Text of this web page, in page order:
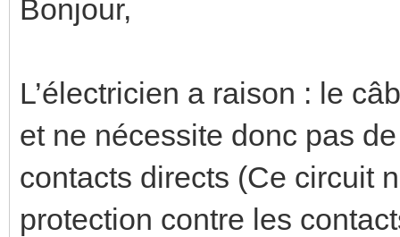
Bonjour,
L’électricien a raison : le
et ne nécessite donc pas
contacts directs (Ce circuit
protection contre les